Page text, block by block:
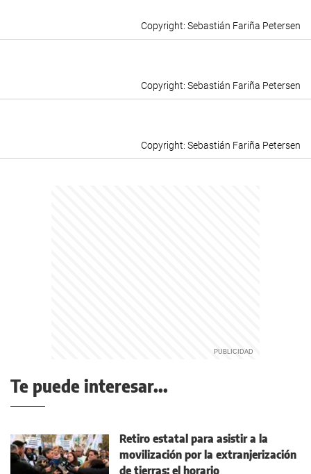
Sebastián Fariña Petersen
Sebastián Fariña Petersen
Sebastián Fariña Petersen
Te puede interesar...
Retiro estatal para asistir a la
movilización por la extranjerización
de tierras: el horario